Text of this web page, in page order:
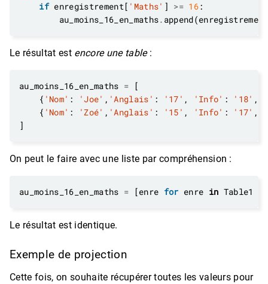
if enregistrement[ 'Maths' ] >= 16
        au_moins_16_en_maths
.
Le résultat est encore une table:
au_moins_16_en_maths =
    {
'Nom' : 'Joe' , 'Anglais' : '17' , 'Info' : '18' ,
    {
'Nom' : 'Zoé' , 'Anglais' : '15' , 'Info' : '17' ,
On peut le faire avec une liste par compréhension :
au_moins_16_en_maths = [enre for enre in Table1
Le résultat est identique.
Exemple de projection
Cette fois, on souhaite récupérer toutes les valeurs pour